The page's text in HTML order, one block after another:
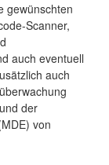
gewünschten
Scanner,
auch eventuell
auch
der
von